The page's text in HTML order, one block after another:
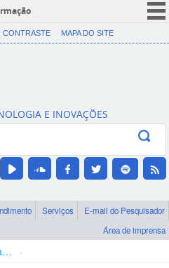
CORONAVÍRUS (COVID-19)
Canais
CONTRASTE MAPA DO SITE
E INOVAÇÕES
Serviços
E-mail do Pesquisador
Área de imprensa
Agenda de autoridades